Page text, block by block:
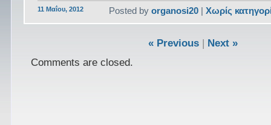
11 Μαΐου, 2012 Posted byorganosi20 |Χωρίς
« Previous| Next »
Comments are closed.